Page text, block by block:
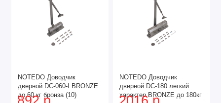
NOTEDO Доводчик
дверной DC-060-I BRONZE
до 60 кг бронза (10)
NOTEDO Доводчик
дверной DC-180 легкий
характер BRONZE до 180кг